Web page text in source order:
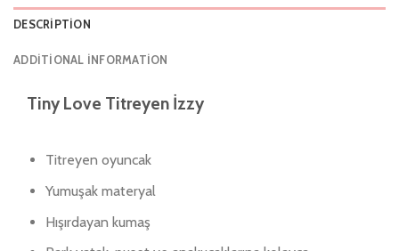
DESCRIPTION
ADDITIONAL INFORMATION
Tiny Love Titreyen İzzy
Titreyen oyuncak
Yumuşak materyal
Hışırdayan kumaş